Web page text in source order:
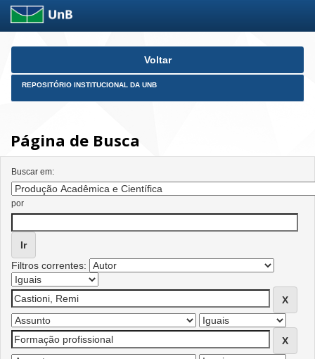
Skip
Voltar
REPOSITÓRIO INSTITUCIONAL DA UNB
Página de Busca
Buscar em:
por
Filtros correntes: